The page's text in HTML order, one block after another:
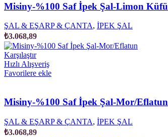
Misiny-%100 Saf İpek Şal-Limon Küfü
ŞAL & EŞARP & ÇANTA, İPEK ŞAL
₺3.068,89
Karşılaştır
Hızlı Alışveriş
Favorilere ekle
Misiny-%100 Saf İpek Şal-Mor/Eflatun
ŞAL & EŞARP & ÇANTA, İPEK ŞAL
₺3.068,89